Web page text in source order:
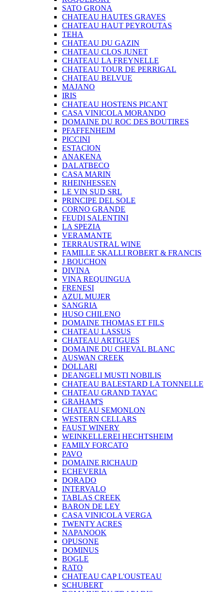
SATO GRONA
CHATEAU HAUTES GRAVES
CHATEAU HAUT PEYROUTAS
TEHA
CHATEAU DU GAZIN
CHATEAU CLOS JUNET
CHATEAU LA FREYNELLE
CHATEAU TOUR DE PERRIGAL
CHATEAU BELVUE
MAJANO
IRIS
CHATEAU HOSTENS PICANT
CASA VINICOLA MORANDO
DOMAINE DU ROC DES BOUTIRES
PFAFFENHEIM
PICCINI
ESTACION
ANAKENA
DALATBECO
CASA MARIN
RHEINHESSEN
LE VIN SUD SRL
PRINCIPE DEL SOLE
CORNO GRANDE
FEUDI SALENTINI
LA SPEZIA
VERAMANTE
TERRAUSTRAL WINE
FAMILLE SKALLI ROBERT & FRANCIS
J BOUCHON
DIVINA
VINA REQUINGUA
FRENESI
AZUL MUJER
SANGRIA
HUSO CHILENO
DOMAINE THOMAS ET FILS
CHATEAU LASSUS
CHATEAU ARTIGUES
DOMAINE DU CHEVAL BLANC
AUSWAN CREEK
DOLLARI
DEANGELI MUSTI NOBILIS
CHATEAU BALESTARD LA TONNELLE
CHATEAU GRAND TAYAC
GRAHAM'S
CHATEAU SEMONLON
WESTERN CELLARS
FAUST WINERY
WEINKELLEREI HECHTSHEIM
FAMILY FORCATO
PAVO
DOMAINE RICHAUD
ECHEVERIA
DORADO
INTERVALO
TABLAS CREEK
BARON DE LEY
CASA VINICOLA VERGA
TWENTY ACRES
NAPANOOK
OPUSONE
DOMINUS
BOGLE
RATO
CHATEAU CAP L'OUSTEAU
SCHUBERT